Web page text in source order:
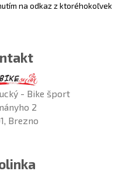
na odkaz z ktoréhokoľvek
- Bike šport
2
Brezno